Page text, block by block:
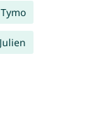
Tymo
Julien